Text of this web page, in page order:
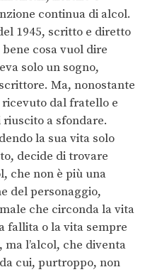
continua di alcol.
1945, scritto e diretto
cosa vuol dire
solo un sogno,
Ma, nonostante
dal fratello e
a sfondare.
la sua vita solo
decide di trovare
che non è più una
del personaggio,
che circonda la vita
fallita o la vita sempre
l’alcol, che diventa
cui, purtroppo, non